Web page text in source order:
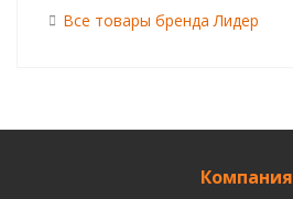
Все товары бренда Лидер
Компания